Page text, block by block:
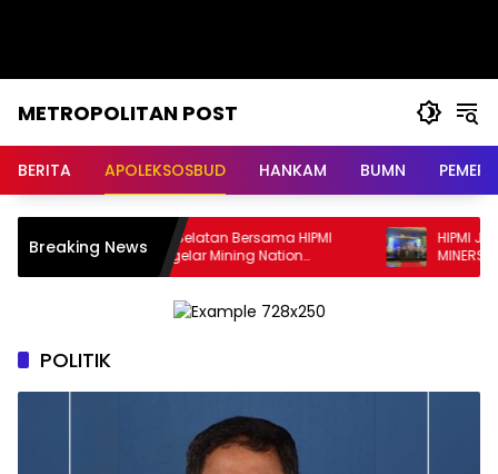
METROPOLITAN POST
BERITA APOLEKSOSBUD HANKAM BUMN
Breaking News
HIPMI Jakarta Selatan Bersama HIPMI
MINERS Menggelar Mining Nation
Revolution 2026 Di Pondok Indah Golf
HIPMI Jakarta
MINERS
Revolution 2026
POLITIK